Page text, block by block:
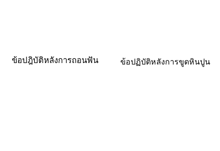
ข้อปฎิบัติหลังการถอนฟัน ข้อปฏิบัติหลังการขูดหินปูน